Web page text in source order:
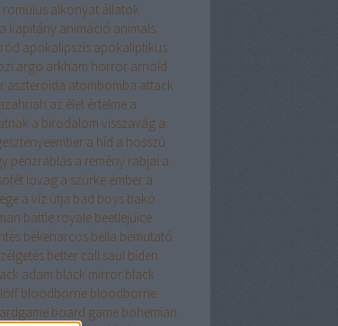
romulus alkonyat állatok
kapitány animáció animals
apokalipszis apokaliptikus
argo arkham horror arnold
aszteroida atombomba attack
az élet értelme a
a birodalom visszavág a
a híd a hosszú
pénzrablás a remény rabjai a
lovag a szürke ember a
a víz útja bad boys bakó
battle royale beetlejuice
békeharcos bella bemutató
better call saul biden
adam black mirror black
bloodborne bloodborne
board game bohemian